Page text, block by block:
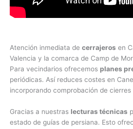
Atención inmediata de cerrajeros en
Valencia y la comarca de Camp de
Para vecindarios ofrecemos planes
periódicas. Así reduces costes en
incorporando comprobación de
Gracias a nuestras lecturas técnicas
estado de guías de persiana. Esto